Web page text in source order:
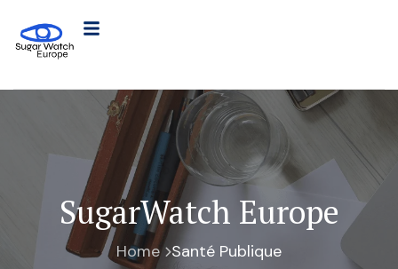
SugarWatch Europe
Home Santé Publique